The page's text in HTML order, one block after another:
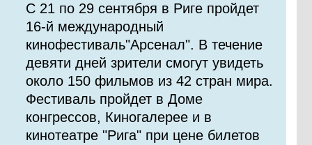
С 21 по 29 сентября в Риге пройдет
16-й международный
кинофестиваль"Арсенал". В течение
девяти дней зрители смогут увидеть
около 150 фильмов из 42 стран мира.
Фестиваль пройдет в Доме
конгрессов, Киногалерее и в
кинотеатре "Рига" при цене билетов